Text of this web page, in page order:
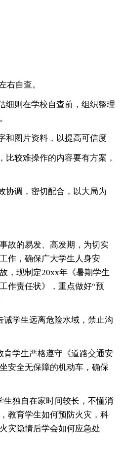
自查。
则在学校自查前，组织整理
图片资料，以提高可信度
较难操作的内容要有方案，
调，密切配合，以大局为
的易发、高发期，为切实
作，确保广大学生人身安
，现制定20xx年《暑期学生
作责任状》，重点做好“预
学生远离危险水域，禁止沟
学生严格遵守《道路交通安
安全无保障的机动车，确保
独自在家时间较长，不懂消
教育学生如何预防火灾，科
灾隐情后学会如何应急处